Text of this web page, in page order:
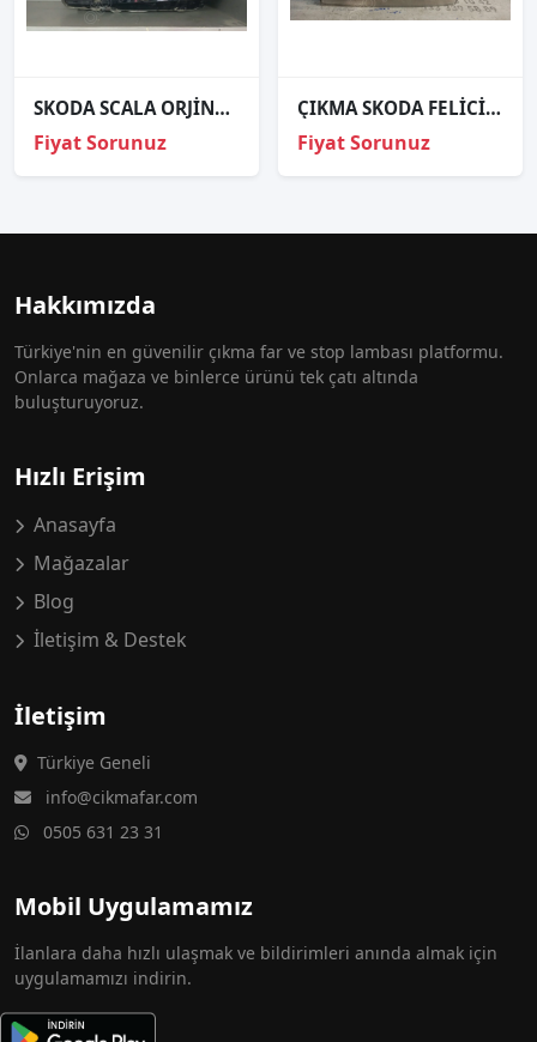
SKODA SCALA ORJİNAL ÇIKMA SAĞ FAR
Fiyat Sorunuz
ÇIKMA SKODA FELİCİA SOL ÖN FAR
Fiyat Sorunuz
Hakkımızda
Türkiye'nin en güvenilir çıkma far ve stop lambası platformu.
Onlarca mağaza ve binlerce ürünü tek çatı altında
buluşturuyoruz.
Hızlı Erişim
Anasayfa
Mağazalar
Blog
İletişim & Destek
İletişim
Türkiye Geneli
info@cikmafar.com
0505 631 23 31
Mobil Uygulamamız
İlanlara daha hızlı ulaşmak ve bildirimleri anında almak için
uygulamamızı indirin.